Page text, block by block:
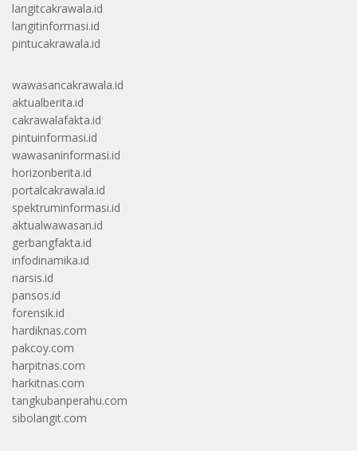
langitcakrawala.id
langitinformasi.id
pintucakrawala.id
wawasancakrawala.id
aktualberita.id
cakrawalafakta.id
pintuinformasi.id
wawasaninformasi.id
horizonberita.id
portalcakrawala.id
spektruminformasi.id
aktualwawasan.id
gerbangfakta.id
infodinamika.id
narsis.id
pansos.id
forensik.id
hardiknas.com
pakcoy.com
harpitnas.com
harkitnas.com
tangkubanperahu.com
sibolangit.com